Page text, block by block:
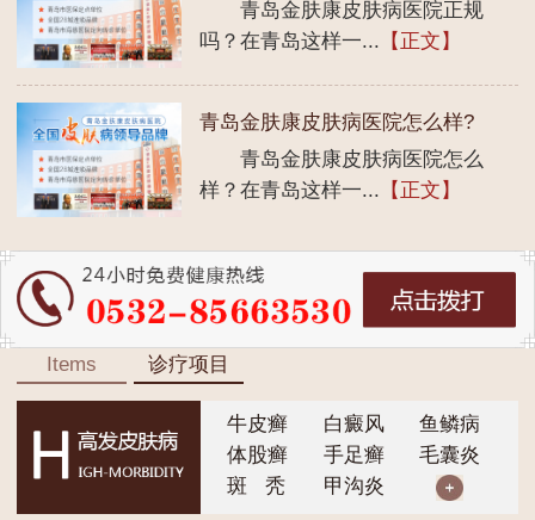
青岛金肤康皮肤病医院正规
吗？在青岛这样一... 【正文】
青岛金肤康皮肤病医院怎么样?
青岛金肤康皮肤病医院怎么
样？在青岛这样一... 【正文】
Items 诊疗项目
牛皮癣 白癜风
鱼鳞病
体股癣
手足癣
毛囊炎
斑 秃
甲沟炎